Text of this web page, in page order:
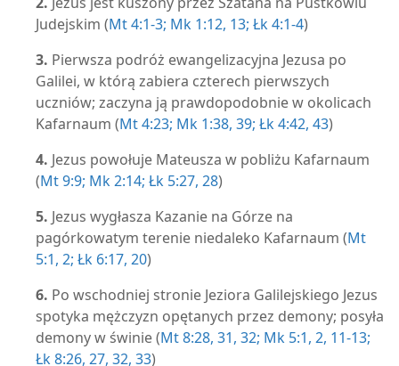
Judejskim (Mt 4:1-3; Mk 1:12, 13; Łk 4:1-4)
3. Pierwsza podróż ewangelizacyjna Jezusa po
Galilei, w którą zabiera czterech pierwszych
uczniów; zaczyna ją prawdopodobnie w okolicach
Kafarnaum (Mt 4:23; Mk 1:38, 39; Łk 4:42, 43)
4. Jezus powołuje Mateusza w pobliżu Kafarnaum
(Mt 9:9; Mk 2:14; Łk 5:27, 28)
5. Jezus wygłasza Kazanie na Górze na
pagórkowatym terenie niedaleko Kafarnaum (Mt
5:1, 2; Łk 6:17, 20)
6. Po wschodniej stronie Jeziora Galilejskiego Jezus
spotyka mężczyzn opętanych przez demony; posyła
demony w świnie (Mt 8:28, 31, 32; Mk 5:1, 2, 11-13;
Łk 8:26, 27, 32, 33)